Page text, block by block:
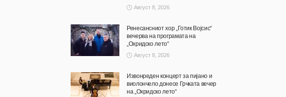
Август 8, 2026
Ренесансниот хор „Готик Војсис“
вечерва на програмата на
„Охридско лето“
Август 8, 2026
Извонреден концерт за пијано и
виолончело донесе Грчката вечер
на „Охридско лето“